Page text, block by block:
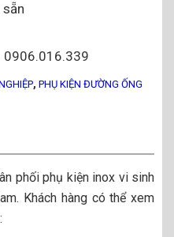
0906.016.339
, PHỤ KIỆN ĐƯỜNG ỐNG
phối phụ kiện inox vi sinh
Khách hàng có thể xem